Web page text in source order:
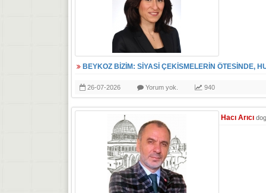
BEYKOZ BİZİM: SİYASİ ÇEKİSMELERİN ÖTESİNDE,
26-07-2026 Yorum yok. 940
Hacı Arıcı